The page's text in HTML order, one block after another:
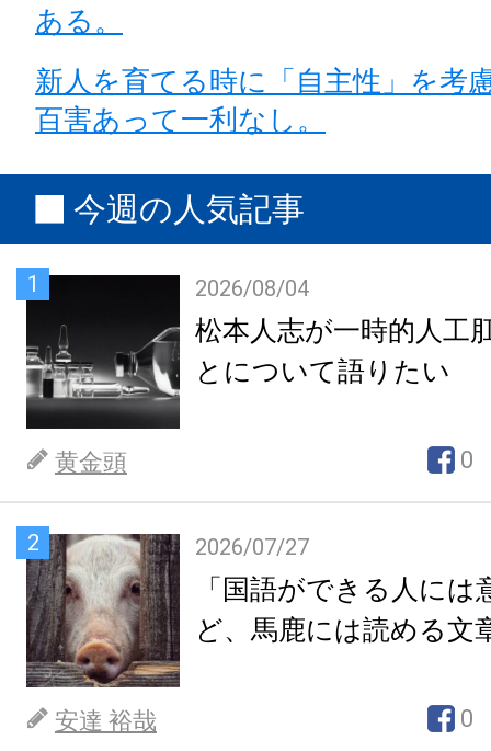
ある。
新人を育てる時に「自主性」を考
百害あって一利なし。
今週の人気記事
1 2026/08/04
松本人志が一時的人工
とについて語りたい
黄金頭 0
2 2026/07/27
「国語ができる人には
ど、馬鹿には読める文
安達 裕哉 0